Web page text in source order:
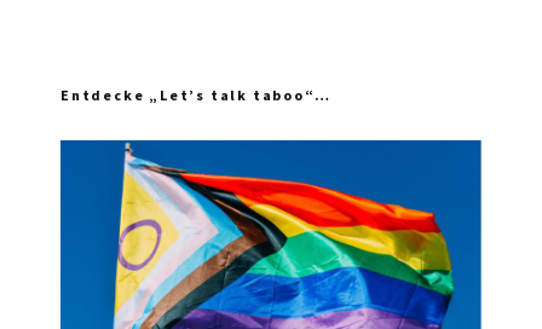
Entdecke „Let’s talk taboo“…